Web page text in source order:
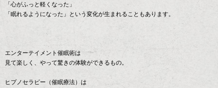
「心がふっと軽くなった」
「眠れるようになった」という変化が生まれることもあります。
エンターテイメント催眠術は
見て楽しく、やって驚きの体験ができるもの。
ヒプノセラピー（催眠療法）は